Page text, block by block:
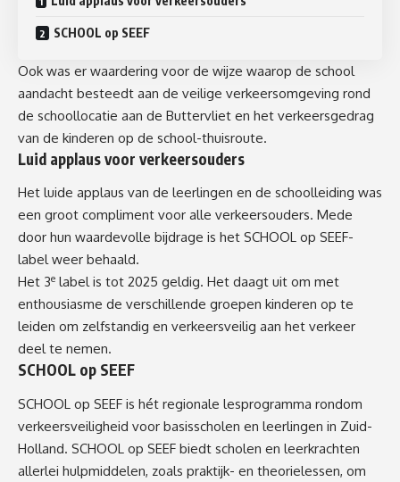
SCHOOL op SEEF
Ook was er waardering voor de wijze waarop de school
aandacht besteedt aan de veilige verkeersomgeving rond
de schoollocatie aan de Buttervliet en het verkeersgedrag
van de kinderen op de school-thuisroute.
Luid applaus voor verkeersouders
Het luide applaus van de leerlingen en de schoolleiding was
een groot compliment voor alle verkeersouders. Mede
door hun waardevolle bijdrage is het SCHOOL op SEEF-
label weer behaald.
Het 3e label is tot 2025 geldig. Het daagt uit om met
enthousiasme de verschillende groepen kinderen op te
leiden om zelfstandig en verkeersveilig aan het verkeer
deel te nemen.
SCHOOL op SEEF
SCHOOL op SEEF is hét regionale lesprogramma rondom
verkeersveiligheid voor basisscholen en leerlingen in Zuid-
Holland. SCHOOL op SEEF biedt scholen en leerkrachten
allerlei hulpmiddelen, zoals praktijk- en theorielessen, om